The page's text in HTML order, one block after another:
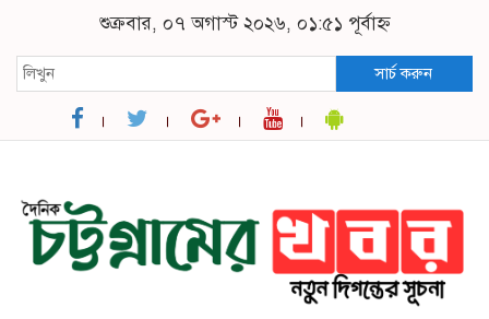
শুক্রবার, ০৭ অগাস্ট ২০২৬, ০১:৫১ পূর্বাহ্ন
সার্চ করুন